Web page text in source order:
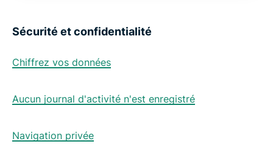
Sécurité et confidentialité
Chiffrez vos données
Aucun journal d'activité n'est enregistré
Navigation privée